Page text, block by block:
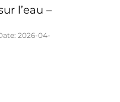
l’eau –
2026-04-